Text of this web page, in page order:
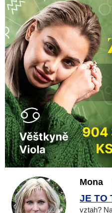
Mona
JE TO
vztah?